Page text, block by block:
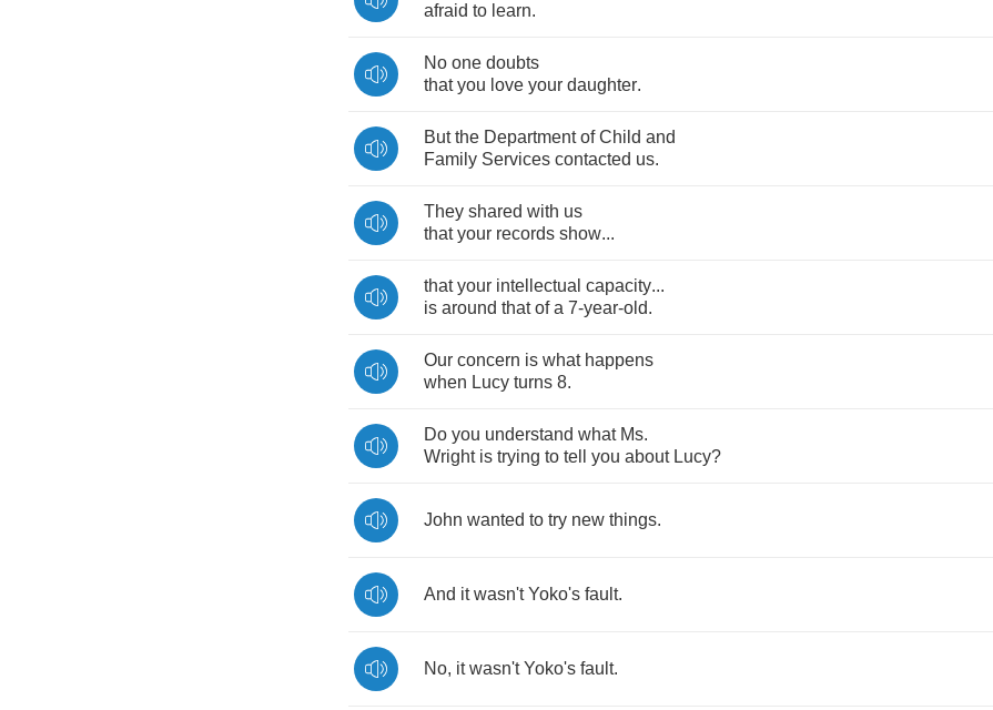
afraid to learn.
No one doubts
that you love your daughter.
But the Department of Child and
Family Services contacted us.
They shared with us
that your records show...
that your intellectual capacity...
is around that of a 7-year-old.
Our concern is what happens
when Lucy turns 8.
Do you understand what Ms.
Wright is trying to tell you about Lucy?
John wanted to try new things.
And it wasn't Yoko's fault.
No, it wasn't Yoko's fault.